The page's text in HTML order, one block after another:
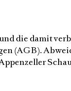
die damit
(AGB).